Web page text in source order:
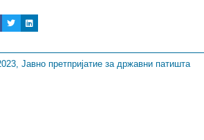
Јавно претпријатие за државни патишта